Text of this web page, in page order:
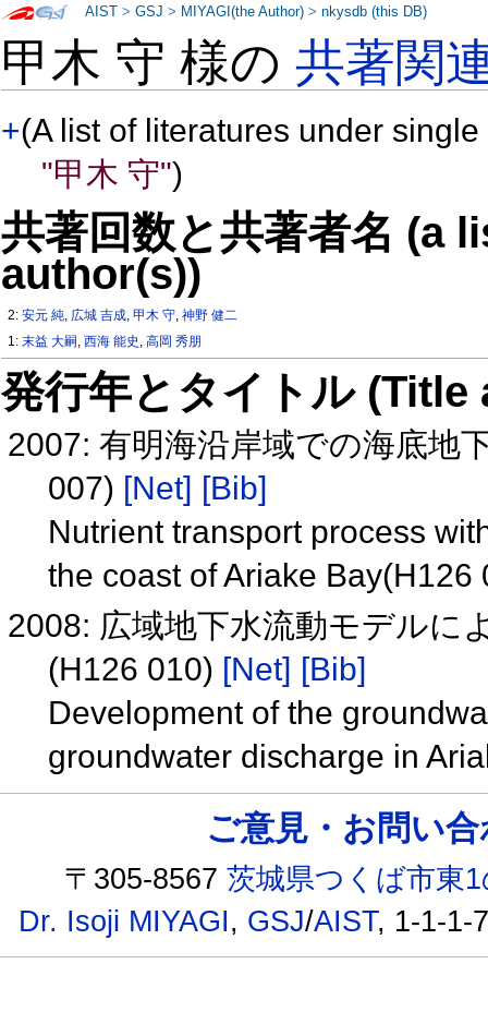
甲木 守 様の共著関
+(A list of literatures under
"甲木 守")
共著回数と共著者名 (a
author(s))
2:安元 純, 広城 吉成,甲木 守,神野 健二
1:末益 大嗣 ,西海 能史 ,高岡 秀朋
発行年とタイトル
2007: 有明海沿岸域での海底地
007) [Net] [Bib]
Nutrient transport process
the coast of Ariake
2008: 広域地下水流動モデルに
(H126 010) [Net] [Bib]
Development of the
groundwater discharge in
AIST >GSJ > MIYAGI(the Author) >nkysdb (this DB)
ご意見・お問い
〒305-8567茨城県つくば市東
Dr. Isoji MIYAGI, GSJ/AIST, 1-1-1-